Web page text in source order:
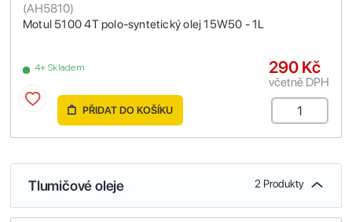
Motul 5100 4T polo-syntetický olej 15W50 - 1L
(AH5810)
4+ Skladem 290 Kč
včetně DPH
PŘIDAT DO KOŠÍKU
Tlumičové oleje 2 Produkty